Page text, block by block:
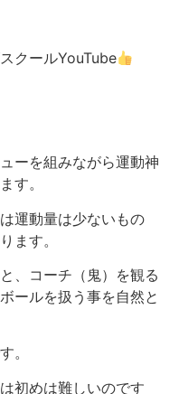
クールYouTube
ーを組みながら運動神
す。
運動量は少ないもの
ます。
、コーチ（鬼）を観る
ールを扱う事を自然と
。
初めは難しいのです